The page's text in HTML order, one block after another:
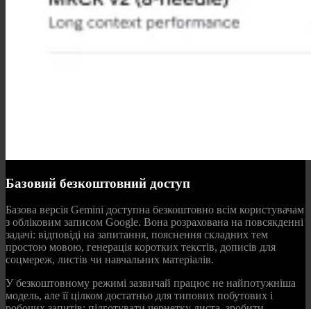
Базовий безкоштовний доступ
Базова версія Gemini доступна безкоштовно всім користувачам
з обліковим записом Google. Вона розрахована на повсякденні
задачі: відповіді на запитання, пояснення складних тем
простою мовою, генерація коротких текстів, дописів для
соцмереж, листів чи навчальних матеріалів.
У безкоштовному режимі зазвичай працює не найпотужніша
модель, але її цілком достатньо для типових побутових і